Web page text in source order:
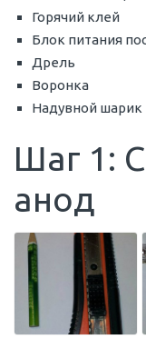
Горячий клей
Блок питания
Дрель
Воронка
Надувной шарик
Шаг 1:
анод